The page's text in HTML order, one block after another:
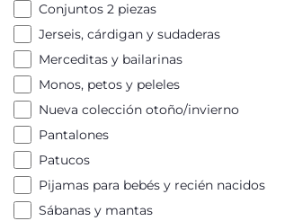
Conjuntos 2 piezas
Jerseis, cárdigan y sudaderas
Merceditas y bailarinas
Monos, petos y peleles
Nueva colección otoño/invierno
Pantalones
Patucos
Pijamas para bebés y recién nacidos
Sábanas y mantas